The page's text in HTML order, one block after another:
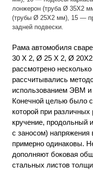
лонжерон (труба Ø 35X2
(трубы Ø 25X2 мм), 15 —
задней подвески.
Рама автомобиля
30 X 2, Ø 25 X 2, Ø
рассмотрено
рассчитывались
использованием ЭВМ и
Конечной целью было
которой при
кручение, продольный
с заносом)
примерно одинаковы.
дополняют боковая
стальных листов